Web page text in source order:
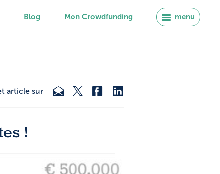
Blog Mon Crowdfunding menu
article sur
!